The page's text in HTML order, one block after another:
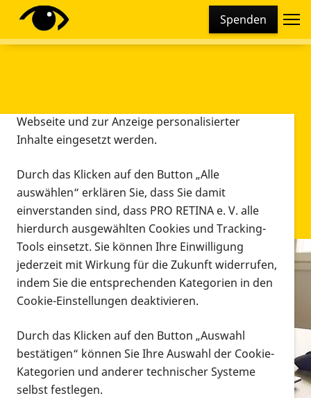
Spenden
Infomaterial
Infomaterial
Vorlesen
Alle Infomaterialien in verschiedenen
Formaten an einem Ort
Diese Webseite setzt verschiedene Cookies und
Tracking-Tools ein. Dies beinhaltet Cookies und
Webseite und zur Anzeige personalisierter
Inhalte eingesetzt werden.
Durch das Klicken auf den Button „Alle
auswählen“ erklären Sie, dass Sie damit
einverstanden sind, dass PRO RETINA e. V. alle
hierdurch ausgewählten Cookies und Tracking-
Tools einsetzt. Sie können Ihre Einwilligung
jederzeit mit Wirkung für die Zukunft widerrufen,
indem Sie die entsprechenden Kategorien in den
Cookie-Einstellungen deaktivieren.
Durch das Klicken auf den Button „Auswahl
bestätigen“ können Sie Ihre Auswahl der Cookie-
Kategorien und anderer technischer Systeme
selbst festlegen.